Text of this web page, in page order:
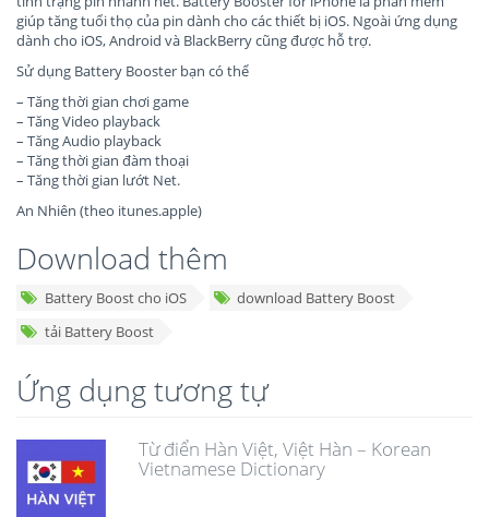
giúp tăng tuổi thọ của pin dành cho các thiết bị iOS. Ngoài ứng dụng
dành cho iOS, Android và BlackBerry cũng được hỗ trợ.
Sử dụng Battery Booster bạn có thể
– Tăng thời gian chơi game
– Tăng Video playback
– Tăng Audio playback
– Tăng thời gian đàm thoại
– Tăng thời gian lướt Net.
An Nhiên (theo itunes.apple)
Download thêm
Battery Boost cho iOS
download Battery Boost
tải Battery Boost
Ứng dụng tương tự
Từ điển Hàn Việt, Việt Hàn – Korean
Vietnamese Dictionary